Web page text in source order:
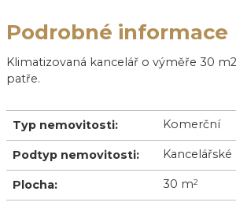
Podrobné informace
Klimatizovaná kancelář o výměře 30
patře.
Typ nemovitosti: Komerční
Podtyp nemovitosti:
Plocha: 30 m2